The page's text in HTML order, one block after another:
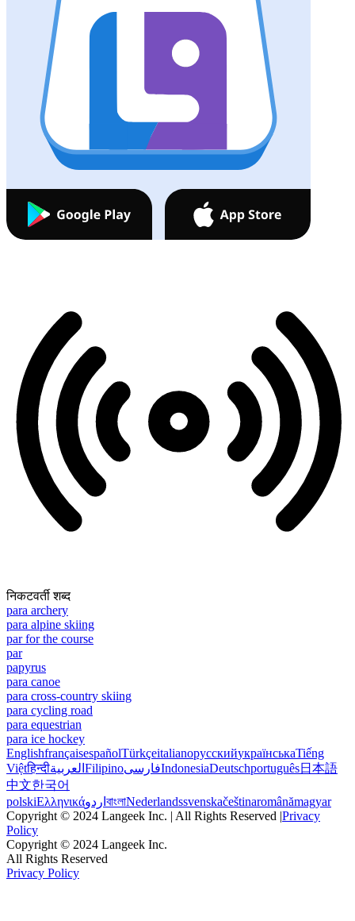
निकटवर्ती शब्द
para archery
para alpine skiing
par for the course
par
papyrus
para canoe
para cross-country skiing
para cycling road
para equestrian
para ice hockey
EnglishfrançaisespañolTürkçeitalianoрусскийукраїнськаTiếng
Việtहिन्दीالعربية FilipinoفارسیIndonesiaDeutschportuguês日本語
中文한국어
polskiΕλληνικάاردو বাংলাNederlandssvenskačeštinaromânămagyar
Copyright © 2024 Langeek Inc. | All Rights Reserved |Privacy
Policy
Copyright © 2024 Langeek Inc.
All Rights Reserved
Privacy Policy